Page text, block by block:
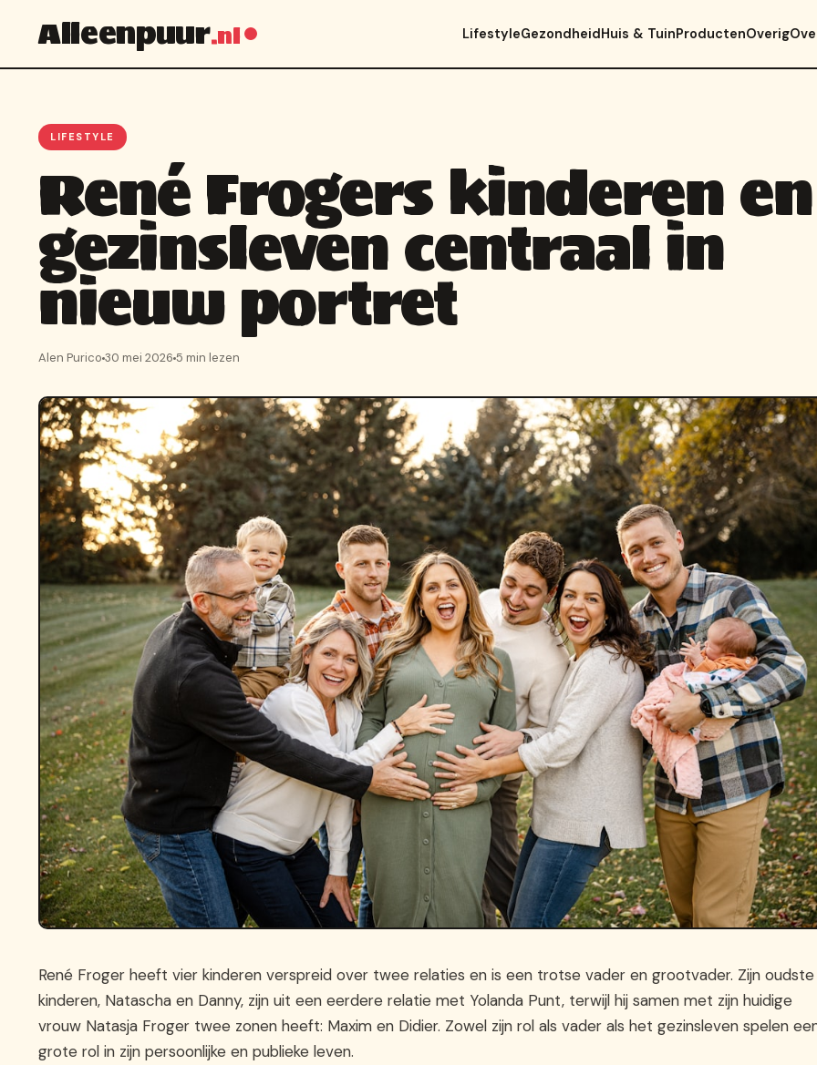
Alleenpuur.nl LifestyleGezondheidHuis & TuinProductenOverig
LIFESTYLE
René Frogers kinderen en
gezinsleven centraal in
nieuw portret
Alen Purico 30 mei 2026 5 min lezen
René Froger heeft vier kinderen verspreid over twee relaties en is een trotse vader en grootvader. Zijn oudste
kinderen, Natascha en Danny, zijn uit een eerdere relatie met Yolanda Punt, terwijl hij samen met zijn huidige
vrouw Natasja Froger twee zonen heeft: Maxim en Didier. Zowel zijn rol als vader als het gezinsleven spelen
grote rol in zijn persoonlijke en publieke leven.